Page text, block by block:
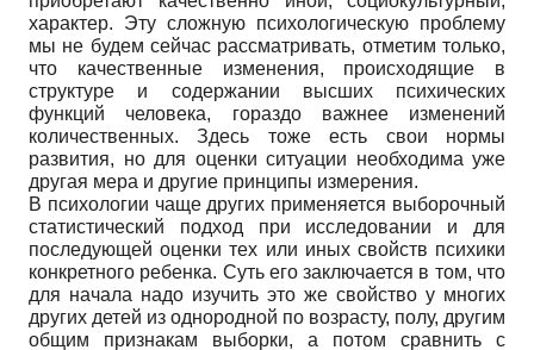
характер. Эту сложную психологическую проблему
мы не будем сейчас рассматривать, отметим только,
что качественные изменения, происходящие в
структуре и содержании высших психических
функций человека, гораздо важнее изменений
количественных. Здесь тоже есть свои нормы
развития, но для оценки ситуации необходима уже
другая мера и другие принципы измерения.
В психологии чаще других применяется выборочный
статистический подход при исследовании и для
последующей оценки тех или иных свойств психики
конкретного ребенка. Суть его заключается в том, что
для начала надо изучить это же свойство у многих
других детей из однородной по возрасту, полу, другим
общим признакам выборки, а потом сравнить с